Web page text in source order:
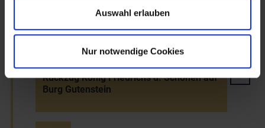
Auswahl erlauben
Nur notwendige Cookies
Rückzug König Friedrichs d. Schönen auf
Burg Gutenstein